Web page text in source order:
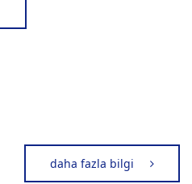
daha fazla bilgi